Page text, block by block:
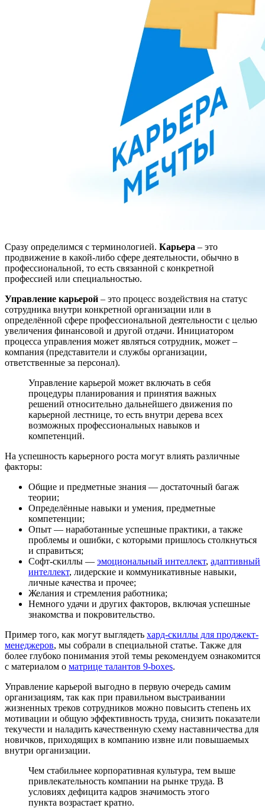
Сразу определимся с терминологией. Карьера – это
продвижение в какой-либо сфере деятельности, обычно в
профессиональной, то есть связанной с конкретной
профессией или специальностью.
Управление карьерой – это процесс воздействия на статус
сотрудника внутри конкретной организации или в
определённой сфере профессиональной деятельности с целью
увеличения финансовой и другой отдачи. Инициатором
процесса управления может являться сотрудник, может –
компания (представители и службы организации,
ответственные за персонал).
Управление карьерой может включать в себя
процедуры планирования и принятия важных
решений относительно дальнейшего движения по
карьерной лестнице, то есть внутри дерева всех
возможных профессиональных навыков и
компетенций.
На успешность карьерного роста могут влиять различные
факторы:
Общие и предметные знания — достаточный багаж
теории;
Определённые навыки и умения, предметные
компетенции;
Опыт — наработанные успешные практики, а также
проблемы и ошибки, с которыми пришлось столкнуться
и справиться;
Софт-скиллы — эмоциональный интеллект, адаптивный
интеллект, лидерские и коммуникативные навыки,
личные качества и прочее;
Желания и стремления работника;
Немного удачи и других факторов, включая успешные
знакомства и покровительство.
Пример того, как могут выглядеть хард-скиллы для проджект-
менеджеров, мы собрали в специальной статье. Также для
более глубоко понимания этой темы рекомендуем ознакомится
с материалом о матрице талантов 9-boxes.
Управление карьерой выгодно в первую очередь самим
организациям, так как при правильном выстраивании
жизненных треков сотрудников можно повысить степень их
мотивации и общую эффективность труда, снизить показатели
текучести и наладить качественную схему наставничества для
новичков, приходящих в компанию извне или повышаемых
внутри организации.
Чем стабильнее корпоративная культура, тем выше
привлекательность компании на рынке труда. В
условиях дефицита кадров значимость этого
пункта возрастает кратно.